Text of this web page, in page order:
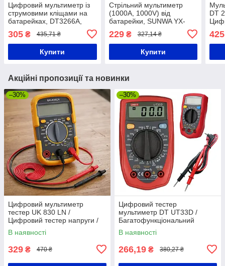
Цифровий мультиметр із
струмовими кліщами на
батарейках, DT3266A,
тестер напруги / Тестер
мультиметр
305 ₴ 435,71 ₴
Купити
Стрільний мультиметр
(1000А, 1000V) від
батарейки, SUNWA YX-
стрілочний / Вольтмерт /
Мультиметр аналоговий
229₴ 327,14 ₴
Купити
DT
425
Акційні пропозиції та новинки
–30%
Цифровий мультиметр
тестер UK 830 LN /
Цифровий тестер напруги /
Тестер електричний
В наявності
329 ₴ 470 ₴
–30%
Цифровий тестер
мультиметр DT UT33D /
Багатофункціональний
мультиметр / Тестер напруги
В наявності
266,19 ₴ 380,27 ₴